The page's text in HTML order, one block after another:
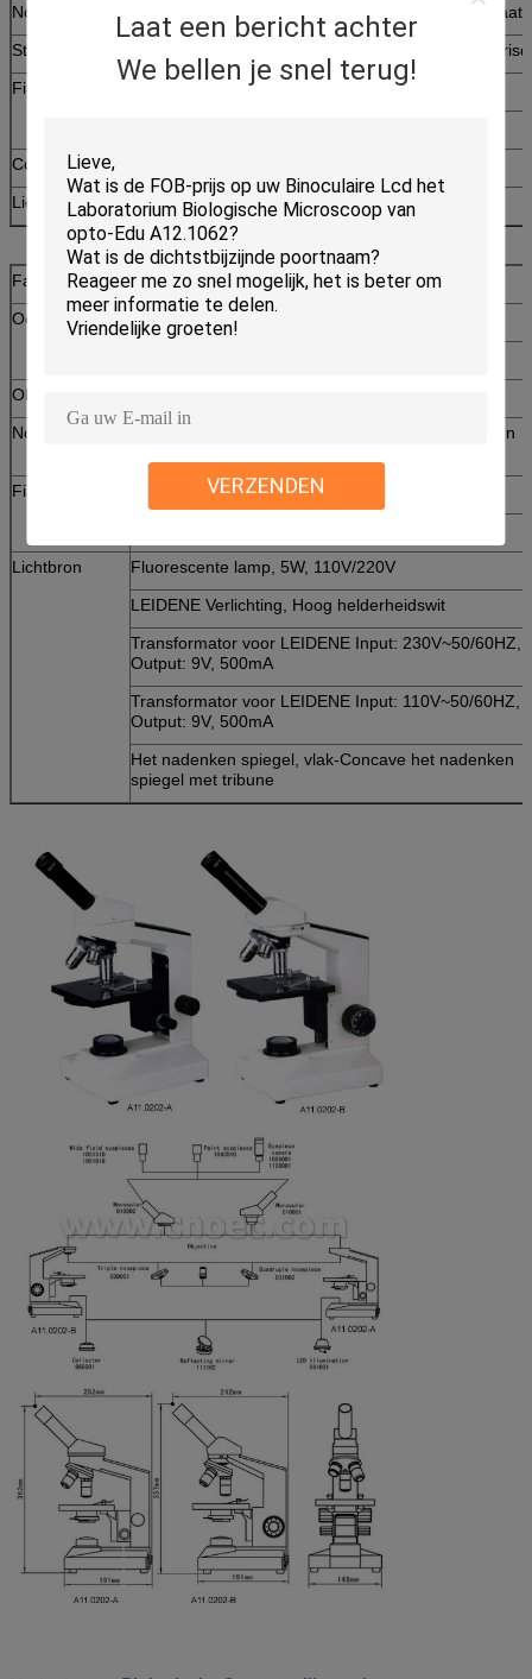
Laat een bericht achter
We bellen je snel terug!
VERZENDEN
Nosepiece
Drievoud (het kogellager van Frontward buiten
Stadium
Vast, grootte: 120mmX120mm, met enig lens en
Filter
Collector
Lichtbron
220V/110V 20W, Gloeilamp
Facultatieve Toebehoren
Ooglens
Breed gebied WF16X (Φ11mm)
Objectief
Nosepiece
Verviervoudig (het kogellager van Frontward buiten
Filter
Groene filter
Lichtbron
Fluorescente lamp, 5W, 110V/220V
LEIDENE Verlichting, Hoog helderheidswit
Transformator voor LEIDENE Input: 230V~50/60HZ,
Output: 9V, 500mA
Transformator voor LEIDENE Input: 110V~50/60HZ,
Output: 9V, 500mA
Het nadenken spiegel, vlak-Concave het nadenken
spiegel met tribune